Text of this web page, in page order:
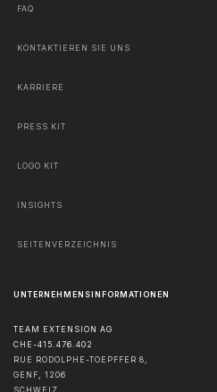
FAQ
KONTAKTIEREN SIE UNS
KARRIERE
PRESS KIT
LOGO KIT
INSIGHTS
SEITENVERZEICHNIS
UNTERNEHMENSINFORMATIONEN
TEAM EXTENSION AG
CHE-415.476.402
RUE RODOLPHE-TOEPFFER 8,
GENF, 1206